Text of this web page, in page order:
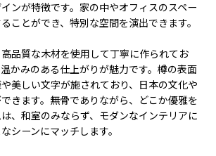
ンが特徴です。家の中やオフィスのスペー
ことができ、特別な空間を演出できます。
品質な木材を使用して丁寧に作られてお
かみのある仕上がりが魅力です。樽の表面
美しい文字が施されており、日本の文化や
きます。無骨でありながら、どこか優雅を
、和室のみならず、モダンなインテリアに
シーンにマッチします。